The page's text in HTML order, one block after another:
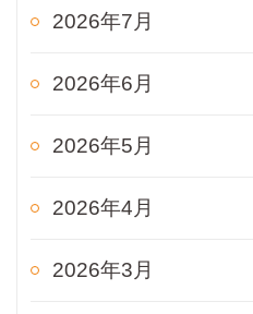
2026年7月
2026年6月
2026年5月
2026年4月
2026年3月